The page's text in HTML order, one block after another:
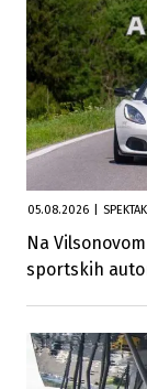
05.08.2026
Na
sportskih